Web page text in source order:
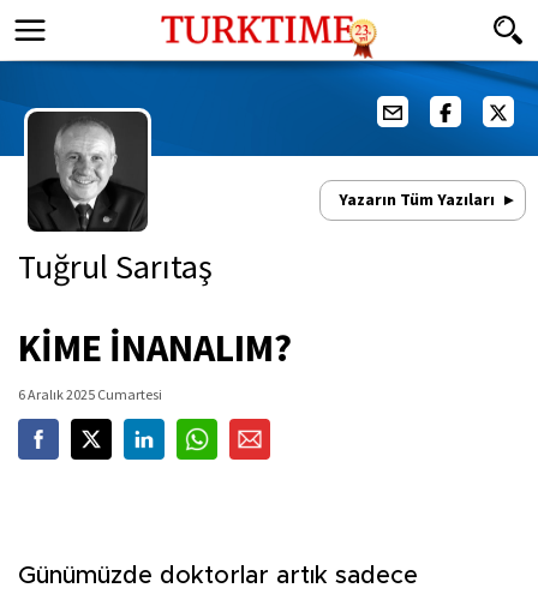
Yazarın Tüm Yazıları
Tuğrul Sarıtaş
KİME İNANALIM?
6 Aralık 2025 Cumartesi
Günümüzde doktorlar artık sadece